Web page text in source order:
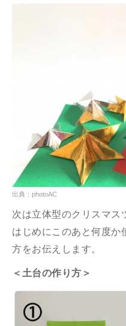
出典：photoAC
次は立体型のクリスマス
はじめにこのあと何度か
方をお伝えします。
＜土台の作り方＞